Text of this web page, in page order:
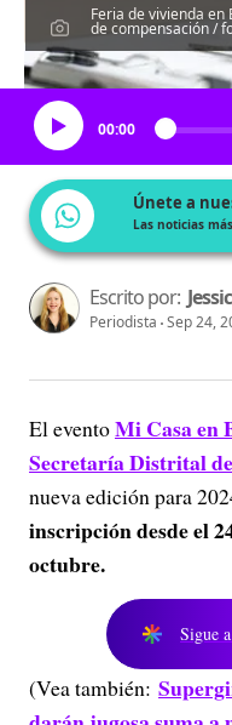
Feria de vivienda
de compensación /
00:00
Únete a
Las noticias
Escrito por:
Periodista Sep 24,
El eventoMi Casa en
Secretaría Distrital
nueva edición para
inscripción desde el
octubre.
Sigue a
(Vea también: